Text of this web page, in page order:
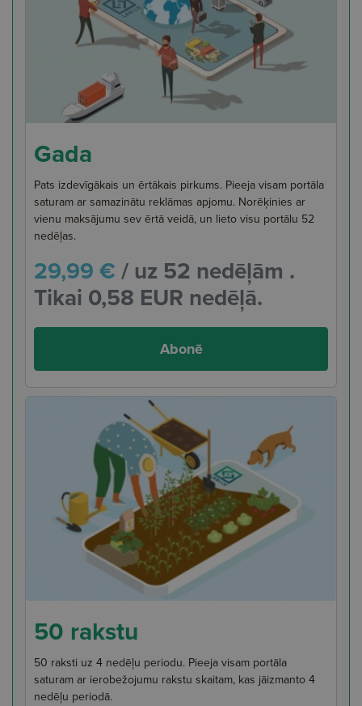
Gada
Pats izdevīgākais un ērtākais pirkums. Pieeja visam portāla
saturam ar samazinātu reklāmas apjomu. Norēķinies ar
vienu maksājumu sev ērtā veidā, un lieto visu portālu 52
nedēļas.
29,99 € / uz 52 nedēļām .
Tikai 0,58 EUR nedēļā.
Abonē
50 rakstu
50 raksti uz 4 nedēļu periodu. Pieeja visam portāla
saturam ar ierobežojumu rakstu skaitam, kas jāizmanto 4
nedēļu periodā.